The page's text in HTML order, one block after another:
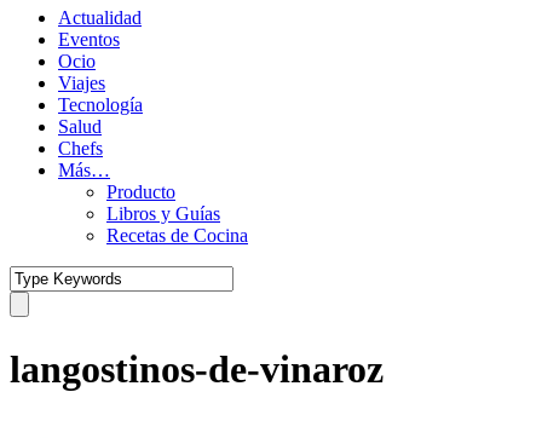
Actualidad
Eventos
Ocio
Viajes
Tecnología
Salud
Chefs
Más…
Producto
Libros y Guías
Recetas de Cocina
langostinos-de-vinaroz